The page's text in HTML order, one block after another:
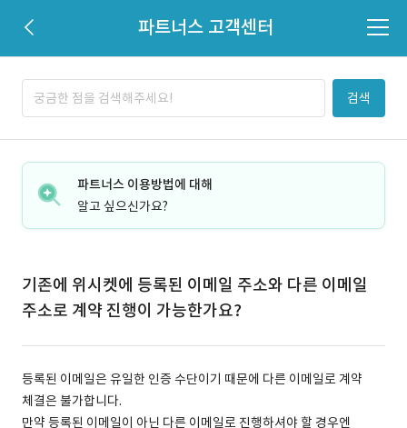
파트너스 고객센터
검색
파트너스 이용방법에 대해
알고 싶으신가요?
기존에 위시켓에 등록된 이메일 주소와 다른 이메일
주소로 계약 진행이 가능한가요?
등록된 이메일은 유일한 인증 수단이기 때문에 다른 이메일로 계약
체결은 불가합니다.
만약 등록된 이메일이 아닌 다른 이메일로 진행하셔야 할 경우엔